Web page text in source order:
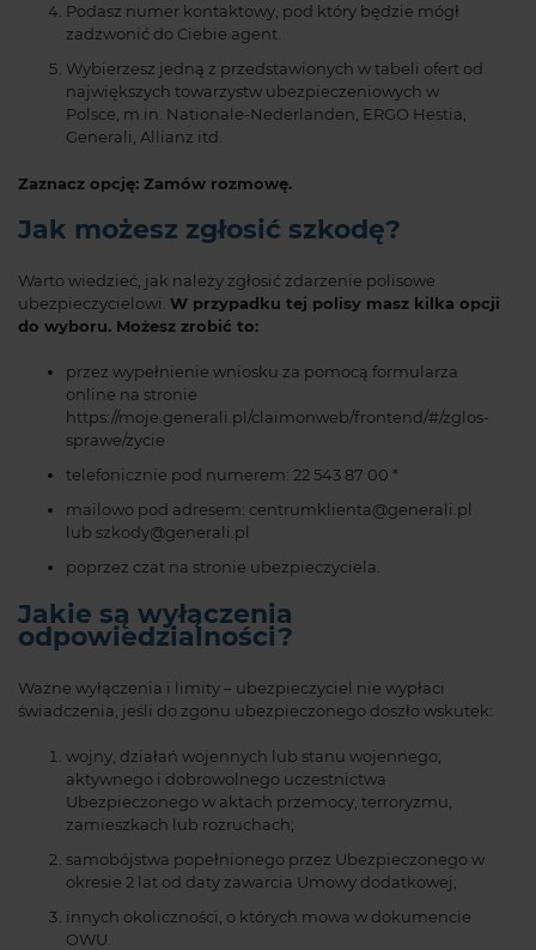
Podasz numer kontaktowy, pod który będzie mógł
zadzwonić do Ciebie agent.
Wybierzesz jedną z przedstawionych w tabeli ofert od
największych towarzystw ubezpieczeniowych w
Polsce, m.in. Nationale-Nederlanden, ERGO Hestia,
Generali, Allianz itd.
Zaznacz opcję: Zamów rozmowę.
Jak możesz zgłosić szkodę?
Warto wiedzieć, jak należy zgłosić zdarzenie polisowe
ubezpieczycielowi. W przypadku tej polisy masz kilka opcji
do wyboru. Możesz zrobić to:
przez wypełnienie wniosku za pomocą formularza
online na stronie
https://moje.generali.pl/claimonweb/frontend/#/zglos-
sprawe/zycie
telefonicznie pod numerem: 22 543 87 00 *
mailowo pod adresem: centrumklienta@generali.pl
lub szkody@generali.pl
poprzez czat na stronie ubezpieczyciela.
Jakie są wyłączenia
odpowiedzialności?
Ważne wyłączenia i limity – ubezpieczyciel nie wypłaci
świadczenia, jeśli do zgonu ubezpieczonego doszło wskutek:
wojny, działań wojennych lub stanu wojennego;
aktywnego i dobrowolnego uczestnictwa
Ubezpieczonego w aktach przemocy, terroryzmu,
zamieszkach lub rozruchach;
samobójstwa popełnionego przez Ubezpieczonego w
okresie 2 lat od daty zawarcia Umowy dodatkowej;
innych okoliczności, o których mowa w dokumencie
OWU.